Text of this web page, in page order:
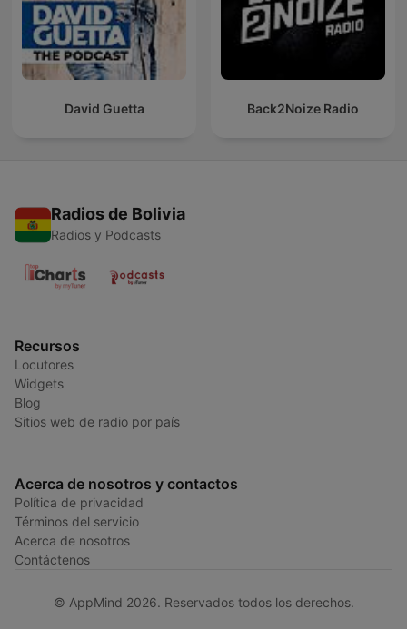
David Guetta Back2Noize Radio
Radios de Bolivia
Radios y Podcasts
Recursos
Locutores
Widgets
Blog
Sitios web de radio por país
Acerca de nosotros y contactos
Política de privacidad
Términos del servicio
Acerca de nosotros
Contáctenos
© AppMind 2026. Reservados todos los derechos.